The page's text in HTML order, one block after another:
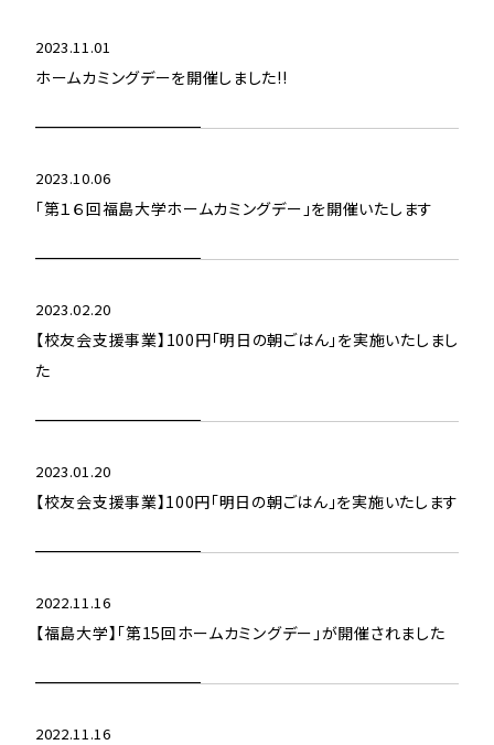
2023.11.01
ホームカミングデーを開催しました!!
2023.10.06
「第１６回福島大学ホームカミングデー」を開催いたします
2023.02.20
【校友会支援事業】100円「明日の朝ごはん」を実施いたしまし
た
2023.01.20
【校友会支援事業】100円「明日の朝ごはん」を実施いたします
2022.11.16
【福島大学】「第15回ホームカミングデー」が開催されました
2022.11.16